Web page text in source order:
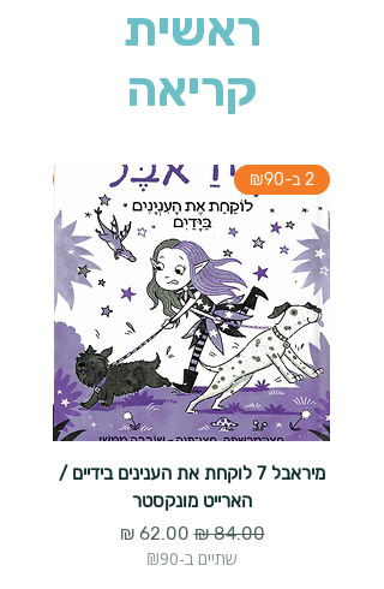
ראשית
קריאה
2 ב-₪90
מיראבל 7 לוקחת את הענינים בידיים /
הארייט מונקסטר
מחיר רגיל‏84.00 ‏₪ מחיר מבצע
שתיים ב-₪90